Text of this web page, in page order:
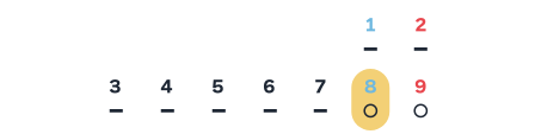
1
－
2
－
3
－
4
－
5
－
6
－
7
－
8
○
9
○